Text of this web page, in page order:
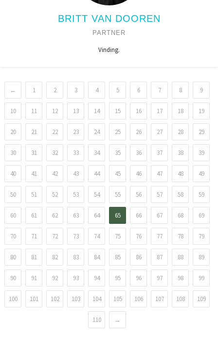
BRITT VAN DOOREN
PARTNER
Vinding.
← 1 2 3 4 5 6 7 8 9
10 11 12 13 14 15 16 17 18 19
20 21 22 23 24 25 26 27 28 29
30 31 32 33 34 35 36 37 38 39
40 41 42 43 44 45 46 47 48 49
50 51 52 53 54 55 56 57 58 59
60 61 62 63 64 65 66 67 68 69
70 71 72 73 74 75 76 77 78 79
80 81 82 83 84 85 86 87 88 89
90 91 92 93 94 95 96 97 98 99
100 101 102 103 104 105 106 107 108 109
110 →